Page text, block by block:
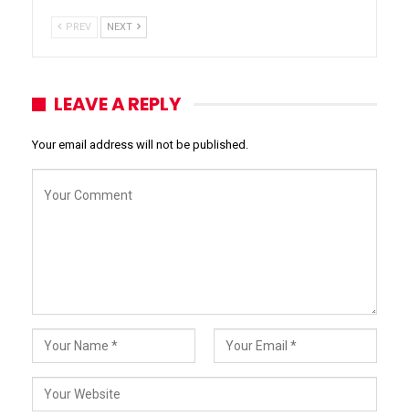
PREV NEXT
LEAVE A REPLY
Your email address will not be published.